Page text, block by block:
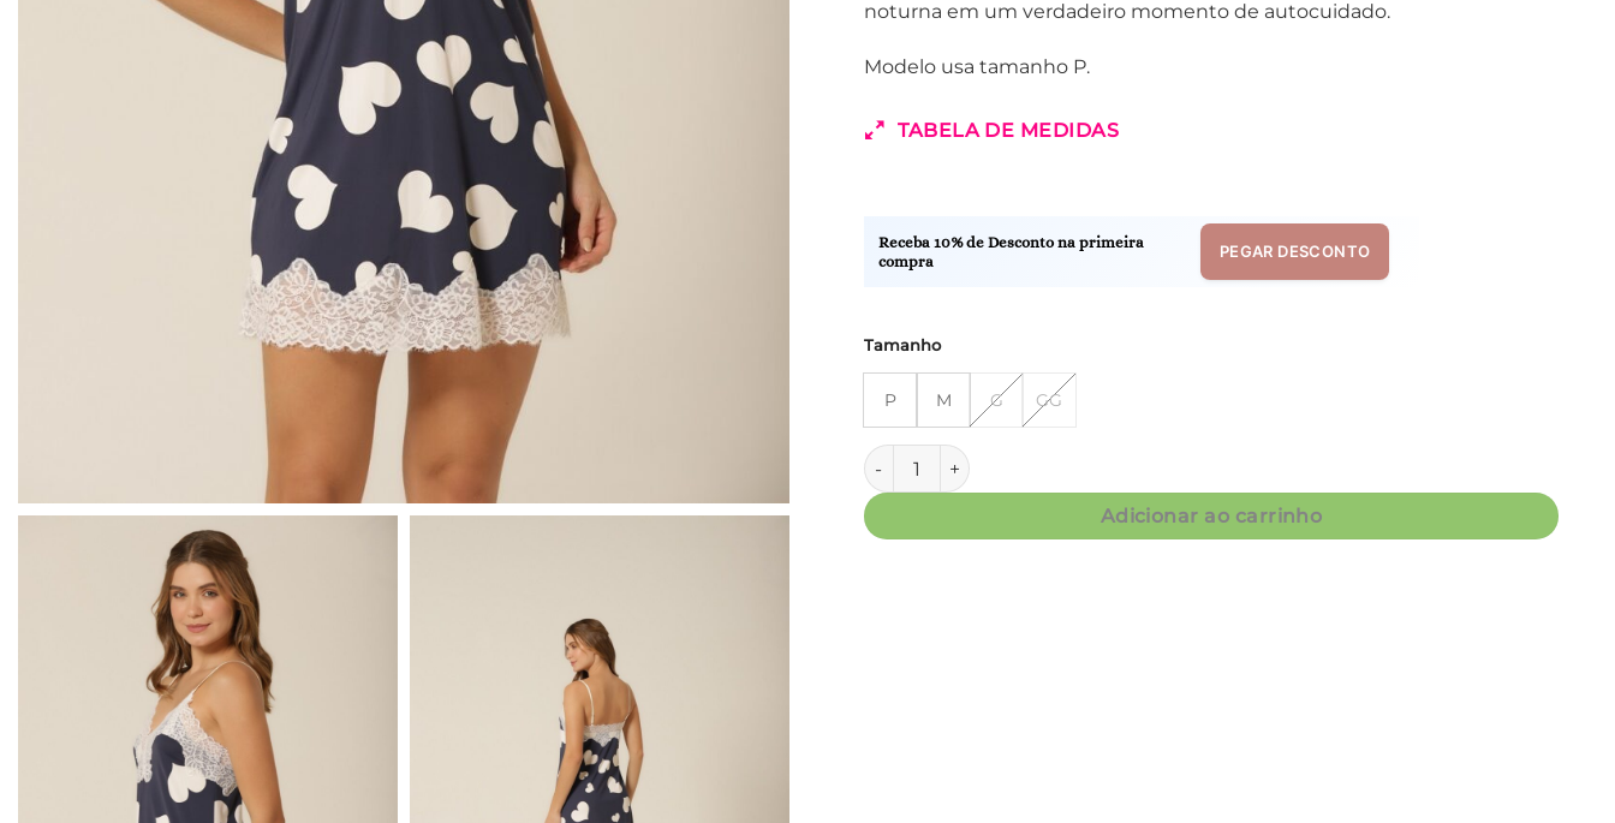
noturna em um verdadeiro momento de autocuidado.
Modelo usa tamanho P.
TABELA DE MEDIDAS
Receba 10% de Desconto na primeira
compra
PEGAR DESCONTO
Tamanho
P M G GG
Camisola Curta - Fluity Corações - Col.Good Girl quantidade
Adicionar ao carrinho